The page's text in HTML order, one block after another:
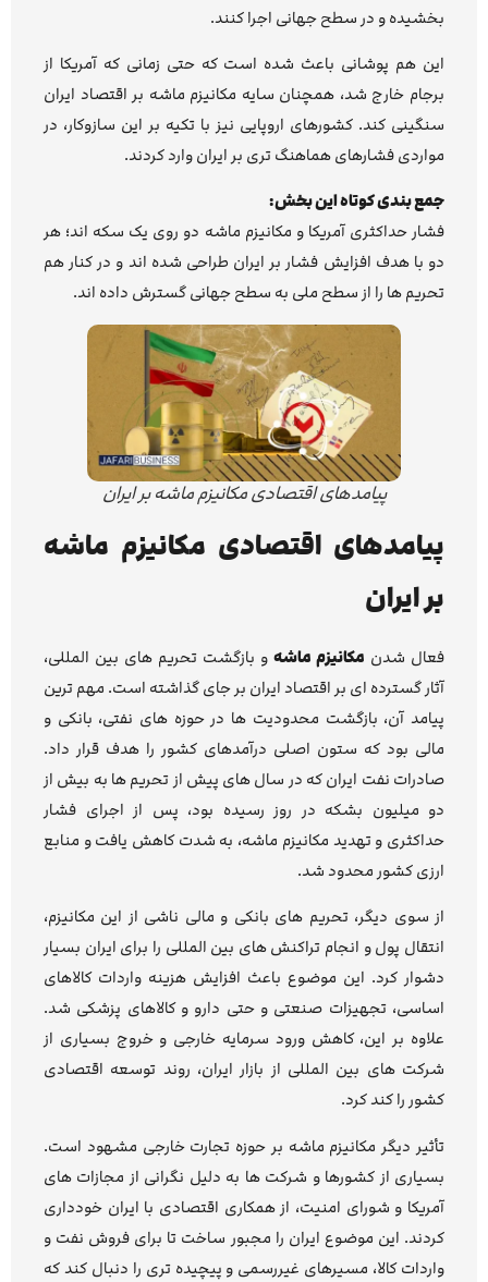
بخشیده و در سطح جهانی اجرا کنند.
این هم پوشانی باعث شده است که حتی زمانی که آمریکا از
برجام خارج شد، همچنان سایه مکانیزم ماشه بر اقتصاد ایران
سنگینی کند. کشورهای اروپایی نیز با تکیه بر این سازوکار، در
مواردی فشارهای هماهنگ تری بر ایران وارد کردند.
جمع بندی کوتاه این بخش:
فشار حداکثری آمریکا و مکانیزم ماشه دو روی یک سکه اند؛ هر
دو با هدف افزایش فشار بر ایران طراحی شده اند و در کنار هم
تحریم ها را از سطح ملی به سطح جهانی گسترش داده اند.
پیامدهای اقتصادی مکانیزم ماشه بر ایران
پیامدهای اقتصادی مکانیزم ماشه
بر ایران
فعال شدن مکانیزم ماشه و بازگشت تحریم های بین المللی،
آثار گسترده ای بر اقتصاد ایران بر جای گذاشته است. مهم ترین
پیامد آن، بازگشت محدودیت ها در حوزه های نفتی، بانکی و
مالی بود که ستون اصلی درآمدهای کشور را هدف قرار داد.
صادرات نفت ایران که در سال های پیش از تحریم ها به بیش از
دو میلیون بشکه در روز رسیده بود، پس از اجرای فشار
حداکثری و تهدید مکانیزم ماشه، به شدت کاهش یافت و منابع
ارزی کشور محدود شد.
از سوی دیگر، تحریم های بانکی و مالی ناشی از این مکانیزم،
انتقال پول و انجام تراکنش های بین المللی را برای ایران بسیار
دشوار کرد. این موضوع باعث افزایش هزینه واردات کالاهای
اساسی، تجهیزات صنعتی و حتی دارو و کالاهای پزشکی شد.
علاوه بر این، کاهش ورود سرمایه خارجی و خروج بسیاری از
شرکت های بین المللی از بازار ایران، روند توسعه اقتصادی
کشور را کند کرد.
تأثیر دیگر مکانیزم ماشه بر حوزه تجارت خارجی مشهود است.
بسیاری از کشورها و شرکت ها به دلیل نگرانی از مجازات های
آمریکا و شورای امنیت، از همکاری اقتصادی با ایران خودداری
کردند. این موضوع ایران را مجبور ساخت تا برای فروش نفت و
واردات کالا، مسیرهای غیررسمی و پیچیده تری را دنبال کند که